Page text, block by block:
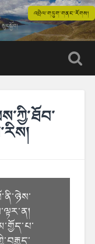
འབྲེལ་གཏུག་གནང་རོགས།